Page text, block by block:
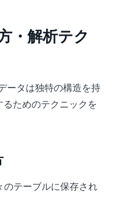
・解析テク
ータは独特の構造を持
ためのテクニックを
のテーブルに保存され